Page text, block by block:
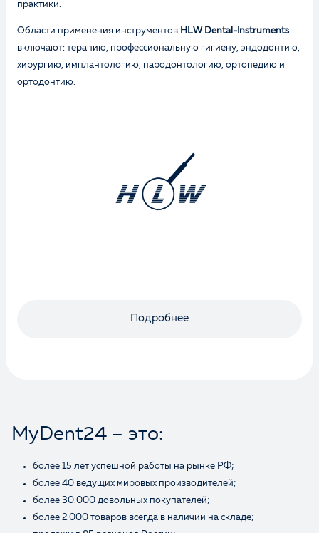
практики.
Области применения инструментов HLW Dental-Instruments
включают: терапию, профессиональную гигиену, эндодонтию,
хирургию, имплантологию, пародонтологию, ортопедию и
ортодонтию.
Подробнее
MyDent24 – это:
более 15 лет успешной работы на рынке РФ;
более 40 ведущих мировых производителей;
более 30.000 довольных покупателей;
более 2.000 товаров всегда в наличии на складе;